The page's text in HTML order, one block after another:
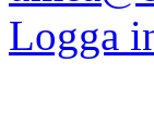
Logga